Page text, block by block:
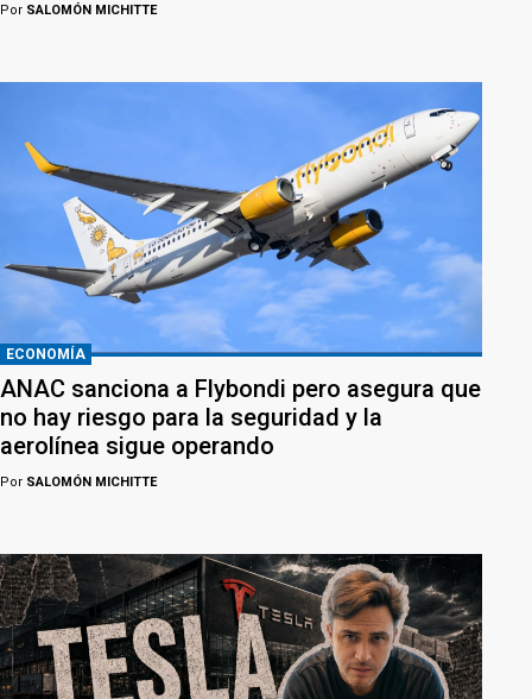
Por SALOMÓN MICHITTE
ECONOMÍA
ANAC sanciona a Flybondi pero asegura que
no hay riesgo para la seguridad y la
aerolínea sigue operando
Por SALOMÓN MICHITTE